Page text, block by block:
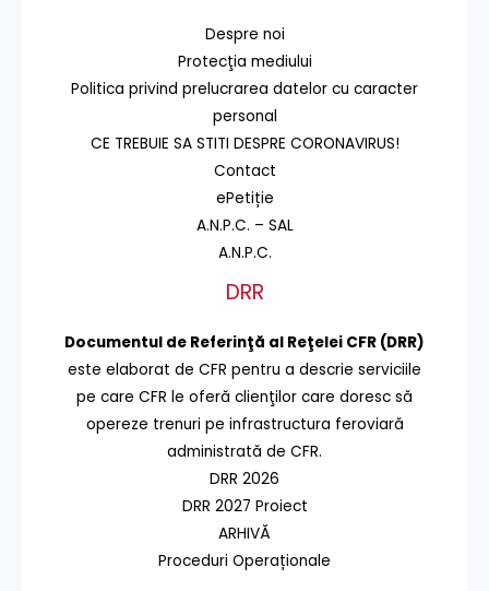
Despre noi
Protecţia mediului
Politica privind prelucrarea datelor cu caracter
personal
CE TREBUIE SA STITI DESPRE CORONAVIRUS!
Contact
ePetiție
A.N.P.C. – SAL
A.N.P.C.
DRR
Documentul de Referinţă al Reţelei CFR (DRR)
este elaborat de CFR pentru a descrie serviciile
pe care CFR le oferă clienţilor care doresc să
opereze trenuri pe infrastructura feroviară
administrată de CFR.
DRR 2026
DRR 2027 Proiect
ARHIVĂ
Proceduri Operaționale